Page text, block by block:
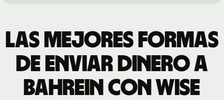
Las mejores formas
de enviar dinero a
Bahrein con Wise